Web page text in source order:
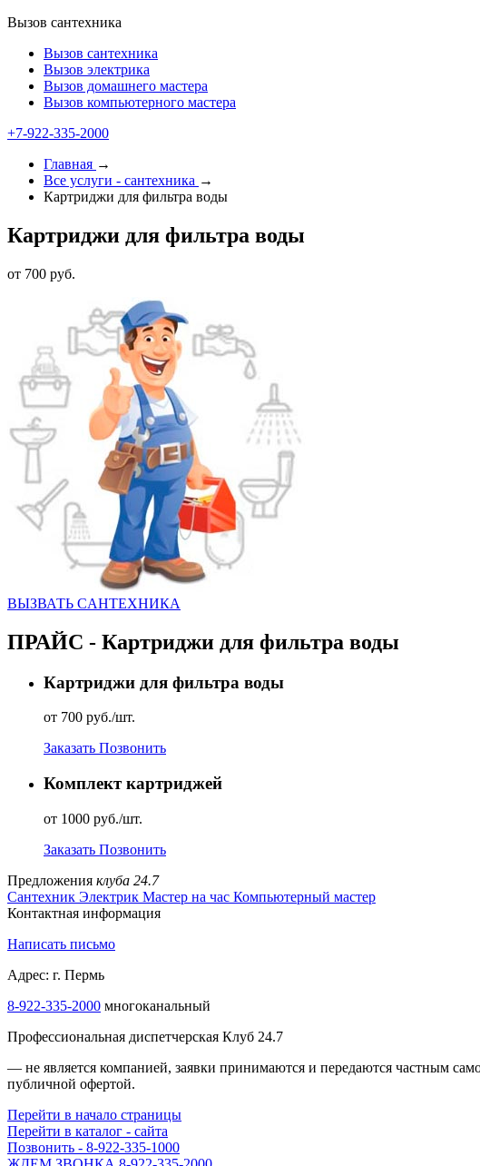
Вызов сантехника
Вызов сантехника
Вызов электрика
Вызов домашнего мастера
Вызов компьютерного мастера
+7-922-335-1000
Главная →
Все услуги - cантехника →
Картриджи для фильтра воды
Картриджи для фильтра воды
от 700 руб.
ВЫЗВАТЬ CАНТЕХНИКА
ПРАЙС - Картриджи для фильтра воды
Картриджи для фильтра воды
от 700 руб./шт.
Заказать Позвонить
Комплект картриджей
от 1000 руб./шт.
Заказать Позвонить
Предложения клуба 24.7
Сантехник Электрик Мастер на час Компьютерный мастер
Контактная информация
Написать письмо
Адрес: г. Пермь
8-922-335-1000 многоканальный
Профессиональная диспетчерская Клуб 24.7
— не является компанией, заявки принимаются и передаются частным
публичной офертой.
Перейти в начало страницы
Перейти в каталог - сайта
Позвонить - 8-922-335-1000